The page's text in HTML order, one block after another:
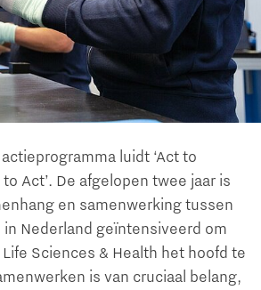
luidt ‘Act to
Act’. De afgelopen twee jaar is
en samenwerking tussen
in Nederland geïntensiveerd om
Sciences & Health het hoofd te
is van cruciaal belang,